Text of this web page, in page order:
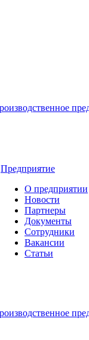
Предприятие
О предприятии
Новости
Партнеры
Документы
Сотрудники
Вакансии
Статьи